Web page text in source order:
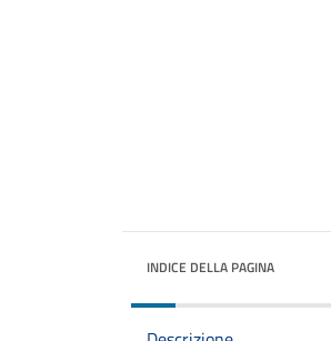
INDICE DELLA PAGINA